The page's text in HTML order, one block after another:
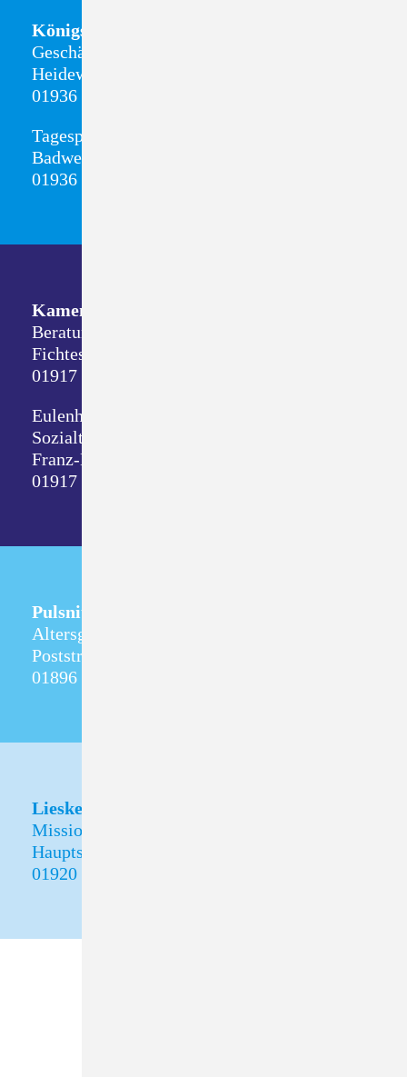
Königsbrück
Geschäftsstelle + Sozialstation
Heideweg 8
01936 Königsbrück
Tagespflege
Badweg 13
01936 Königsbrück
Kamenz
Beratungsdienste
Fichtestraße 8
01917 Kamenz
Eulenhof
Sozialtherapeutische Wohnstätte
Franz-Mehring-Straße 1
01917 Kamenz
Pulsnitz
Altersgerechtes Wohnen
Poststraße 5
01896 Pulsnitz
Lieske
Missionshof Lieske
Hauptstraße 30
01920 Oßling OT Lieske